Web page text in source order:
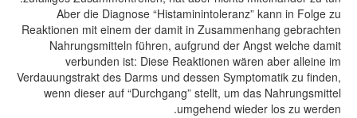
Aber die Diagnose “Histaminintoleranz” kann in Folge zu
Reaktionen mit einem der damit in Zusammenhang gebrachten
Nahrungsmitteln führen, aufgrund der Angst welche damit
verbunden ist: Diese Reaktionen wären aber alleine im
Verdauungstrakt des Darms und dessen Symptomatik zu finden,
wenn dieser auf “Durchgang” stellt, um das Nahrungsmittel
umgehend wieder los zu werden.